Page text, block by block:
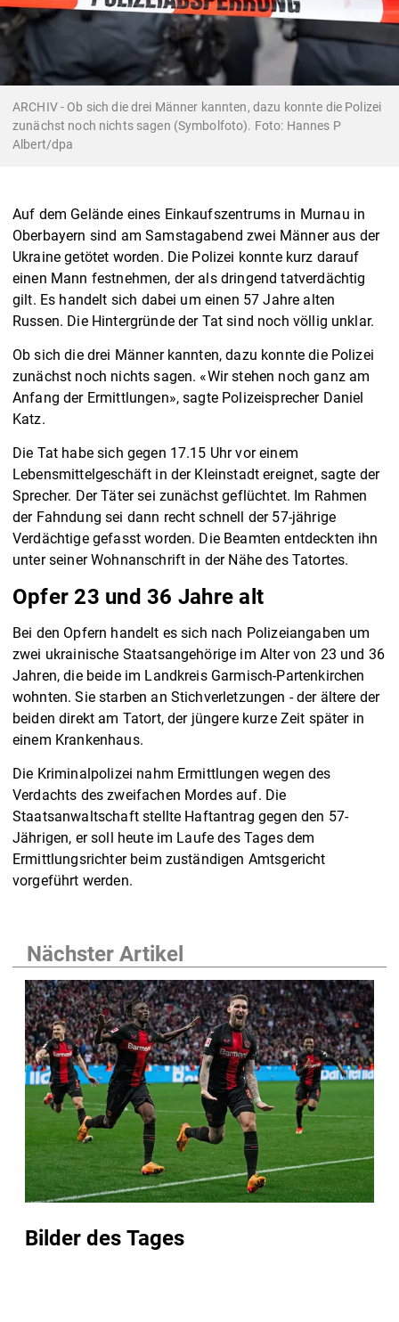
ARCHIV - Ob sich die drei Männer kannten, dazu konnte die Polizei
zunächst noch nichts sagen (Symbolfoto). Foto: Hannes P
Albert/dpa
Auf dem Gelände eines Einkaufszentrums in Murnau in
Oberbayern sind am Samstagabend zwei Männer aus der
Ukraine getötet worden. Die Polizei konnte kurz darauf
einen Mann festnehmen, der als dringend tatverdächtig
gilt. Es handelt sich dabei um einen 57 Jahre alten
Russen. Die Hintergründe der Tat sind noch völlig unklar.
Ob sich die drei Männer kannten, dazu konnte die Polizei
zunächst noch nichts sagen. «Wir stehen noch ganz am
Anfang der Ermittlungen», sagte Polizeisprecher Daniel
Katz.
Die Tat habe sich gegen 17.15 Uhr vor einem
Lebensmittelgeschäft in der Kleinstadt ereignet, sagte der
Sprecher. Der Täter sei zunächst geflüchtet. Im Rahmen
der Fahndung sei dann recht schnell der 57-jährige
Verdächtige gefasst worden. Die Beamten entdeckten ihn
unter seiner Wohnanschrift in der Nähe des Tatortes.
Opfer 23 und 36 Jahre alt
Bei den Opfern handelt es sich nach Polizeiangaben um
zwei ukrainische Staatsangehörige im Alter von 23 und 36
Jahren, die beide im Landkreis Garmisch-Partenkirchen
wohnten. Sie starben an Stichverletzungen - der ältere der
beiden direkt am Tatort, der jüngere kurze Zeit später in
einem Krankenhaus.
Die Kriminalpolizei nahm Ermittlungen wegen des
Verdachts des zweifachen Mordes auf. Die
Staatsanwaltschaft stellte Haftantrag gegen den 57-
Jährigen, er soll heute im Laufe des Tages dem
Ermittlungsrichter beim zuständigen Amtsgericht
vorgeführt werden.
Nächster Artikel
Bilder des Tages